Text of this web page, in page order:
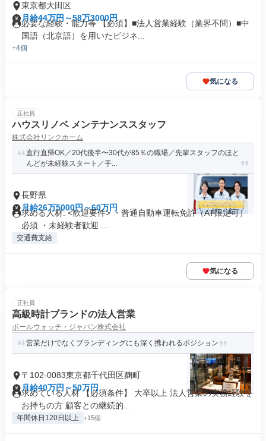
東京都大田区
月給44万円～58万3000円
必要な経験・能力等 【必須】■法人営業経験（業界不問）■中
国語（北京語）を用いたビジネ...
+4個
気になる
正社員
ハウスリノベ メンテナンススタッフ
株式会社リンクホーム
直行直帰OK／20代後半〜30代が85％の職場／先輩スタッフのほと
んどが未経験スタート／手...
長野県
月給26万5000円～60万円
求める人材: <歓迎要件> ・普通自動車運転免許（AT限定可）
必須 ・未経験者歓迎 ...
交通費支給
気になる
正社員
高級時計ブランドの法人営業
ボールウォッチ・ジャパン株式会社
営業だけでなくブランディングにも深く携われるポジション
〒102-0083東京都千代田区麹町
月給40万円～50万円
求めている人材 【必須条件】 大卒以上 法人営業の実務経験を
お持ちの方 顧客との継続的...
年間休日120日以上 +15個